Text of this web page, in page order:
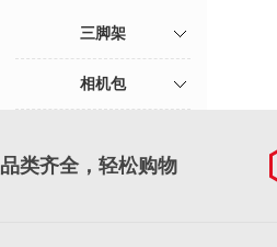
三脚架
相机包
品类齐全，轻松购物